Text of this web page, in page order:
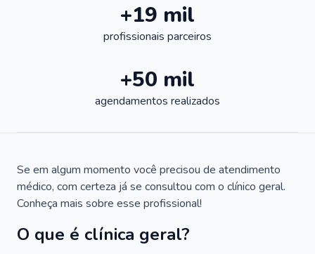
+19 mil
profissionais parceiros
+50 mil
agendamentos realizados
Se em algum momento você precisou de atendimento
médico, com certeza já se consultou com o clínico geral.
Conheça mais sobre esse profissional!
O que é clínica geral?